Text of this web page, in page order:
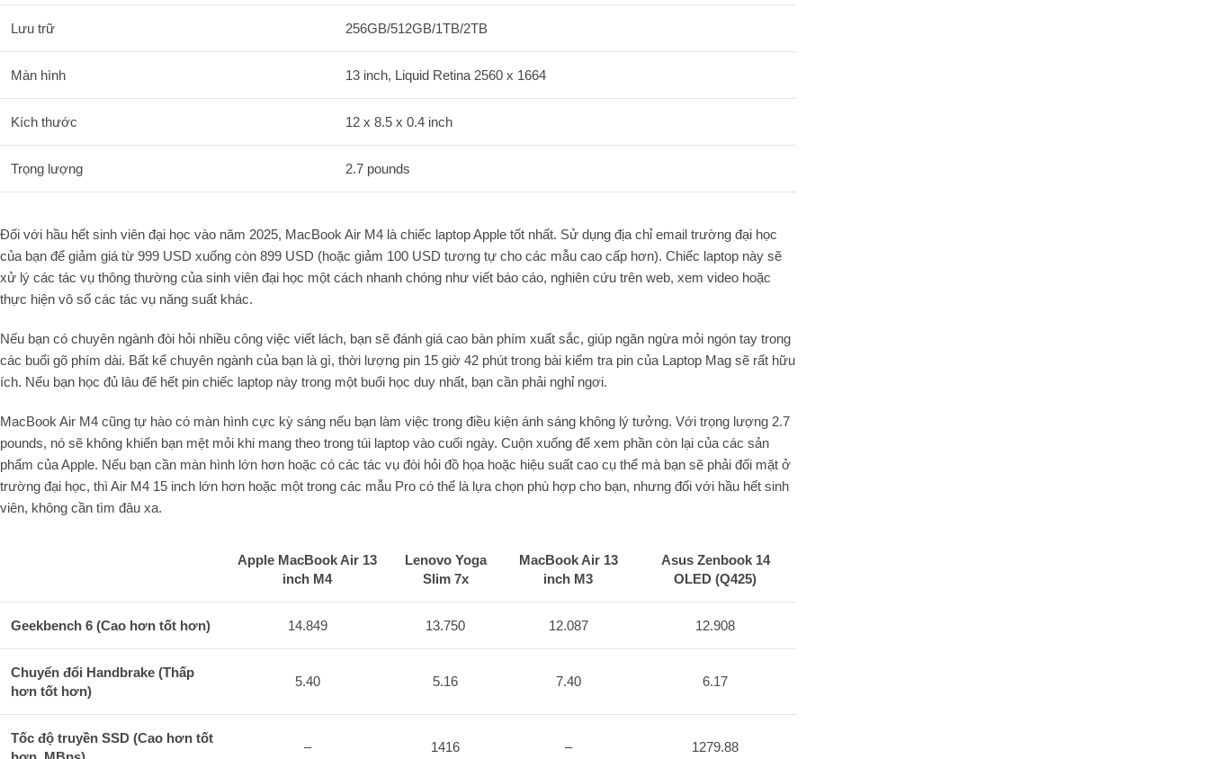
Lưu trữ 256GB/512GB/1TB/2TB
Màn hình 13 inch, Liquid Retina 2560 x 1664
Kích thước 12 x 8.5 x 0.4 inch
Trọng lượng 2.7 pounds
Đối với hầu hết sinh viên đại học vào năm 2025, MacBook Air M4 là chiếc laptop Apple tốt nhất. Sử dụng địa chỉ email trường đại học
của bạn để giảm giá từ 999 USD xuống còn 899 USD (hoặc giảm 100 USD tương tự cho các mẫu cao cấp hơn). Chiếc laptop này sẽ
xử lý các tác vụ thông thường của sinh viên đại học một cách nhanh chóng như viết báo cáo, nghiên cứu trên web, xem video hoặc
thực hiện vô số các tác vụ năng suất khác.
Nếu bạn có chuyên ngành đòi hỏi nhiều công việc viết lách, bạn sẽ đánh giá cao bàn phím xuất sắc, giúp ngăn ngừa mỏi ngón tay trong
các buổi gõ phím dài. Bất kể chuyên ngành của bạn là gì, thời lượng pin 15 giờ 42 phút trong bài kiểm tra pin của Laptop Mag sẽ rất hữu
ích. Nếu bạn học đủ lâu để hết pin chiếc laptop này trong một buổi học duy nhất, bạn cần phải nghỉ ngơi.
MacBook Air M4 cũng tự hào có màn hình cực kỳ sáng nếu bạn làm việc trong điều kiện ánh sáng không lý tưởng. Với trọng lượng 2.7
pounds, nó sẽ không khiến bạn mệt mỏi khi mang theo trong túi laptop vào cuối ngày. Cuộn xuống để xem phần còn lại của các sản
phẩm của Apple. Nếu bạn cần màn hình lớn hơn hoặc có các tác vụ đòi hỏi đồ họa hoặc hiệu suất cao cụ thể mà bạn sẽ phải đối mặt ở
trường đại học, thì Air M4 15 inch lớn hơn hoặc một trong các mẫu Pro có thể là lựa chọn phù hợp cho bạn, nhưng đối với hầu hết sinh
viên, không cần tìm đâu xa.
Apple MacBook Air 13
inch M4
Lenovo Yoga
Slim 7x
MacBook Air 13
inch M3
Asus Zenbook 14
OLED (Q425)
Geekbench 6 (Cao hơn tốt hơn) 14.849 13.750 12.087 12.908
Chuyển đổi Handbrake (Thấp
hơn tốt hơn)
5.40 5.16 7.40 6.17
Tốc độ truyền SSD (Cao hơn tốt
– 1416 – 1279.88